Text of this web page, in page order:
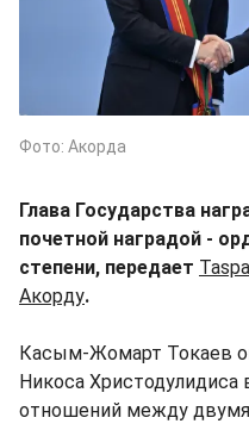
Фото: Акорда
Глава Государства
почетной наградой -
степени, передает
Акорду.
Касым-Жомарт Токаев
Никоса Христодулидиса
отношений между двумя